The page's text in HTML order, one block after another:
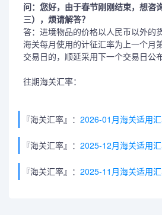
问：您好，由于春节刚刚结束，想咨
三），烦请解答？
答：进境物品的价格以人民币以外的
海关每月使用的计征汇率为上一个月
交易日的，顺延采用下一个交易日公
往期海关汇率：
『海关汇率』： 2026-01月海关适用
『海关汇率』： 2025-12月海关适用
『海关汇率』： 2025-11月海关适用